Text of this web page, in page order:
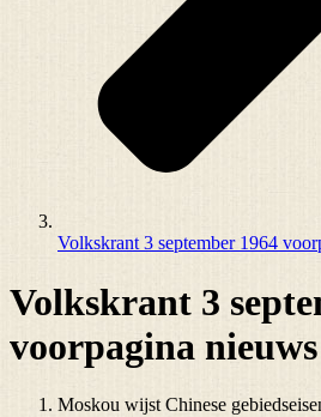
Volkskrant 3 september 1964
Volkskrant 3
voorpagina nieuws
Moskou wijst Chinese